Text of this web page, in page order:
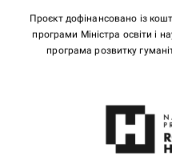
Проєкт дофінансовано із
програми Міністра освіти і
програма розвитку